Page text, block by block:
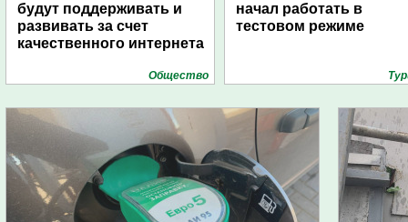
будут поддерживать и
развивать за счет
качественного интернета
Общество
начал работать в
тестовом режиме